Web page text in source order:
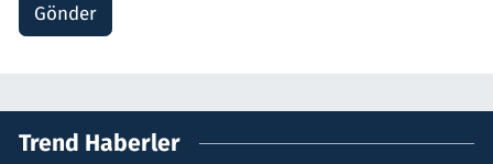
Gönder
Trend Haberler